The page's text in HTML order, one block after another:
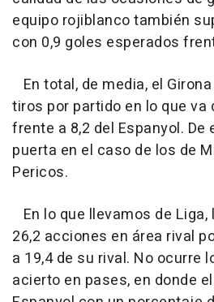
equipo rojiblanco también
con 0,9 goles esperados
En total, de media, el
tiros por partido en lo que va
frente a 8,2 del Espanyol. De
puerta en el caso de los de
Pericos.
En lo que llevamos de
26,2 acciones en área rival
a 19,4 de su rival. No ocurre
acierto en pases, en donde